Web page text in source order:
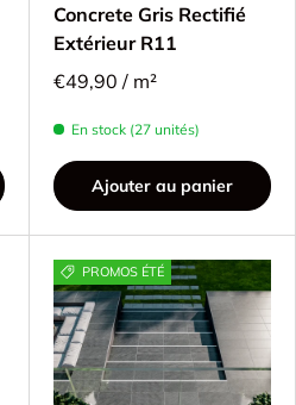
Concrete Gris Rectifié
Extérieur R11
€49,90 / m²
En stock (27 unités)
Ajouter au panier
PROMOS ÉTÉ